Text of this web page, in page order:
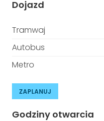
Dojazd
Tramwaj
Autobus
Metro
ZAPLANUJ
Godziny otwarcia